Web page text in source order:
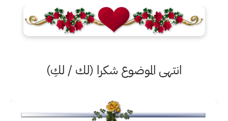
انتهى الموضوع شكرا (لك / لكِ)